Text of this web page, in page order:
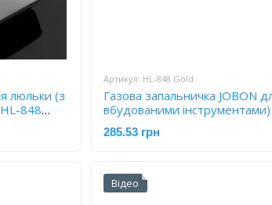
люльки (з
848
Артикул: HL-848 Gold
Газова запальничка JOBON
вбудованими
Gold
285.53 грн
Відео